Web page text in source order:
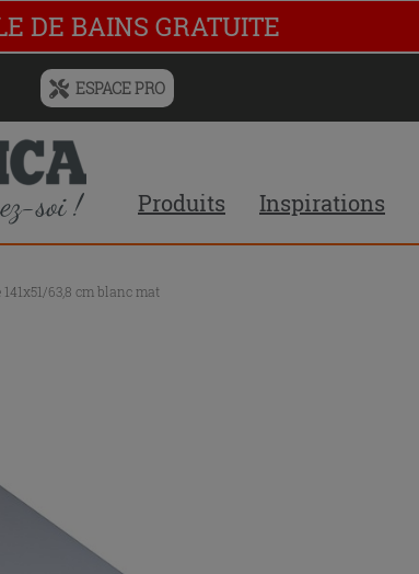
DE BAINS GRATUITE
Menu
de
l'historique
des
recherches
du
recommandé
ESPACE PRO
Produits Inspirations
63,8 cm blanc mat